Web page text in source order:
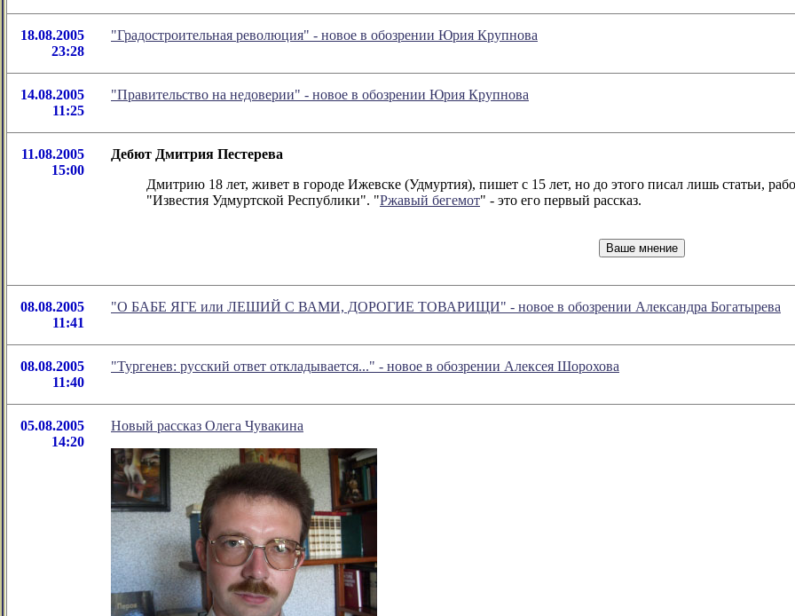
18.08.2005
23:28
"Градостроительная революция" - новое в обозрении Юрия Крупнова
14.08.2005
11:25
"Правительство на недоверии" - новое в обозрении Юрия Крупнова
11.08.2005
15:00
Дебют Дмитрия Пестерева
Дмитрию 18 лет, живет в городе Ижевске (Удмуртия), пишет с 15 лет, но до этого писал лишь статьи,
"Известия Удмуртской Республики". "Ржавый бегемот" - это его первый рассказ.
08.08.2005
11:41
"О БАБЕ ЯГЕ или ЛЕШИЙ С ВАМИ, ДОРОГИЕ ТОВАРИЩИ" - новое в обозрении Александра Богатырева
08.08.2005
11:40
"Тургенев: русский ответ откладывается..." - новое в обозрении Алексея Шорохова
05.08.2005
14:20
Новый рассказ Олега Чувакина